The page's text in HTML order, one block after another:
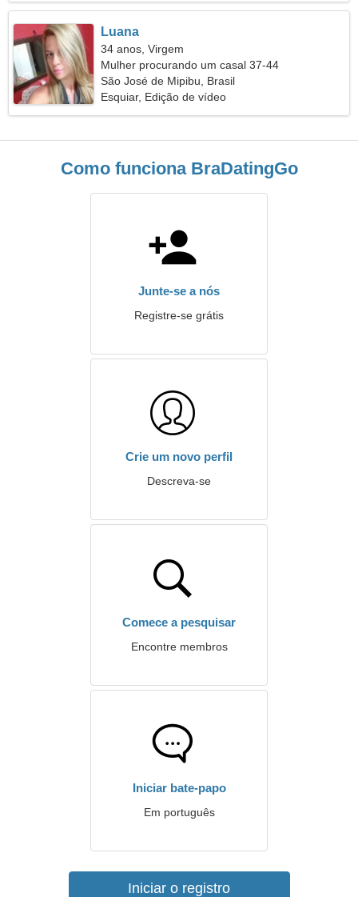
Luana
34 anos, Virgem
Mulher procurando um casal 37-44
São José de Mipibu, Brasil
Esquiar, Edição de vídeo
Como funciona BraDatingGo
Junte-se a nós
Registre-se grátis
Crie um novo perfil
Descreva-se
Comece a pesquisar
Encontre membros
Iniciar bate-papo
Em português
Iniciar o registro